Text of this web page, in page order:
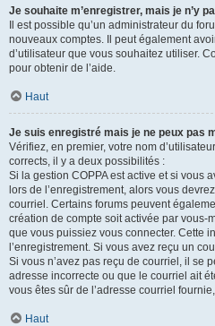
Je souhaite m’enregistrer, mais je n’y
Il est possible qu’un administrateur du
nouveaux comptes. Il peut également
d’utilisateur que vous souhaitez utiliser.
pour obtenir de l’aide.
Haut
Je suis enregistré mais je ne peux pas
Vérifiez, en premier, votre nom
corrects, il y a deux possibilités :
Si la gestion COPPA est active et si vous
lors de l’enregistrement, alors vous
courriel. Certains forums peuvent
création de compte soit activée par vous-
que vous puissiez vous connecter. Cette
l’enregistrement. Si vous avez reçu un
Si vous n’avez pas reçu de courriel, il se
adresse incorrecte ou que le courriel ait
vous êtes sûr de l’adresse courriel
Haut